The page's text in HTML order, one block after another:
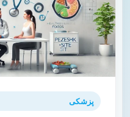
پزشکی